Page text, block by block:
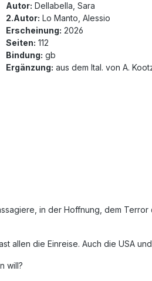
Autor: Dellabella, Sara
2.Autor: Lo Manto, Alessio
Erscheinung: 2026
Seiten: 112
Bindung: gb
Ergänzung: aus dem Ital. von A.
in der Hoffnung, dem
die Einreise. Auch die USA
will?